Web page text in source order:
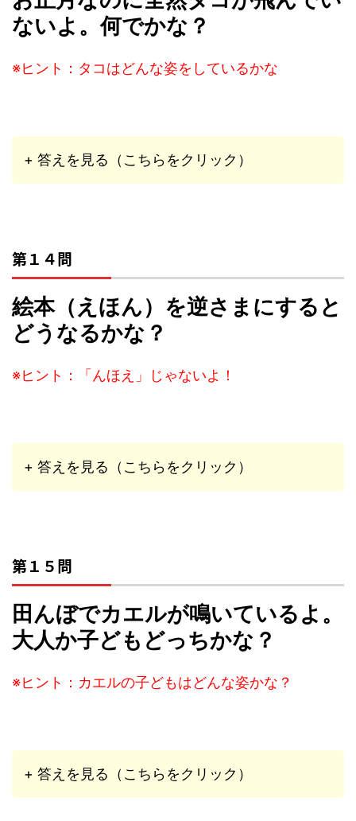
ないよ。何でかな？
※ヒント：タコはどんな姿をしているかな
+ 答えを見る（こちらをクリック）
第１４問
絵本（えほん）を逆さまにすると
どうなるかな？
※ヒント：「んほえ」じゃないよ！
+ 答えを見る（こちらをクリック）
第１５問
田んぼでカエルが鳴いているよ。
大人か子どもどっちかな？
※ヒント：カエルの子どもはどんな姿かな？
+ 答えを見る（こちらをクリック）